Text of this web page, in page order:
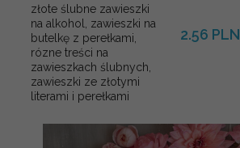
złote ślubne zawieszki
na alkohol, zawieszki na
butelkę z perełkami,
rózne treści na
zawieszkach ślubnych,
zawieszki ze złotymi
literami i perełkami
2.56 PLN